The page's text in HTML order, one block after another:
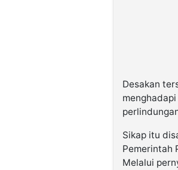
Desakan
Sikap itu
Pemerintah
Melalui